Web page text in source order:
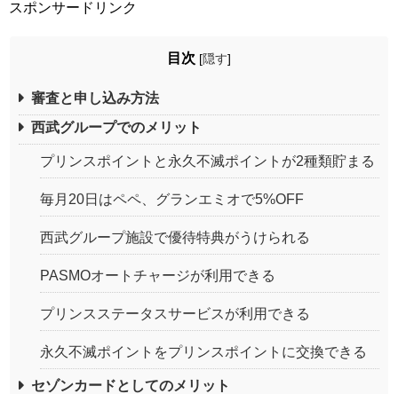
スポンサードリンク
目次 [隠す]
審査と申し込み方法
西武グループでのメリット
プリンスポイントと永久不滅ポイントが2種類貯まる
毎月20日はペペ、グランエミオで5%OFF
西武グループ施設で優待特典がうけられる
PASMOオートチャージが利用できる
プリンスステータスサービスが利用できる
永久不滅ポイントをプリンスポイントに交換できる
セゾンカードとしてのメリット